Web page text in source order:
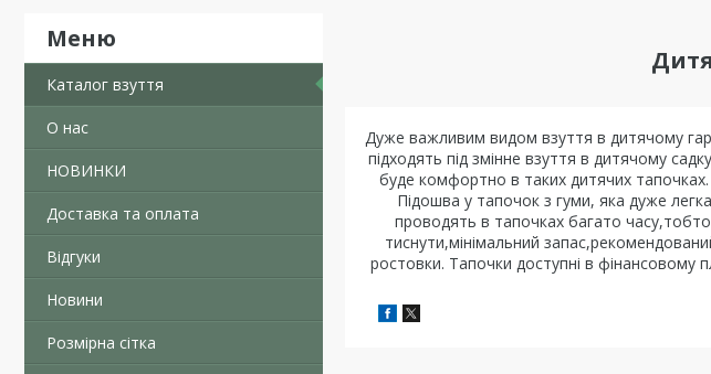
Каталог взуття
О нас
НОВИНКИ
Доставка та оплата
Відгуки
Новини
Розмірна сітка
Дуже важливим видом взуття в дитячому
підходять під змінне взуття в дитячому
буде комфортно в таких дитячих тапочках.
Підошва у тапочок з гуми, яка дуже
проводять в тапочках багато
тиснути,мінімальний
ростовки. Тапочки доступні в фінансовому